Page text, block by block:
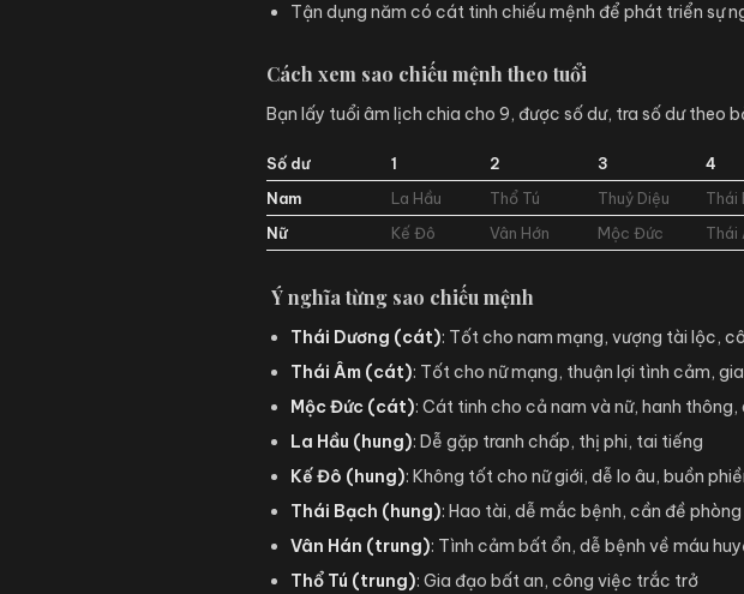
Tận dụng năm có cát tinh chiếu mệnh để phát triển sự
Cách xem sao chiếu mệnh theo tuổi
Bạn lấy tuổi âm lịch chia cho 9, được số dư, tra số dư theo
Số dư 1 2 3 4
Nam
La Hầu Thổ Tú Thuỷ Diệu Thái
Nữ
Kế Đô Vân Hớn Mộc Đức Thái
Ý nghĩa từng sao chiếu mệnh
Thái Dương (cát): Tốt cho nam mạng, vượng tài lộc,
Thái Âm (cát): Tốt cho nữ mạng, thuận lợi tình cảm,
Mộc Đức (cát): Cát tinh cho cả nam và nữ, hanh thông,
La Hầu (hung): Dễ gặp tranh chấp, thị phi, tai tiếng
Kế Đô (hung): Không tốt cho nữ giới, dễ lo âu, buồn
Thái Bạch (hung): Hao tài, dễ mắc bệnh, cần đề
Vân Hán (trung): Tình cảm bất ổn, dễ bệnh về máu
Thổ Tú (trung): Gia đạo bất an, công việc trắc trở